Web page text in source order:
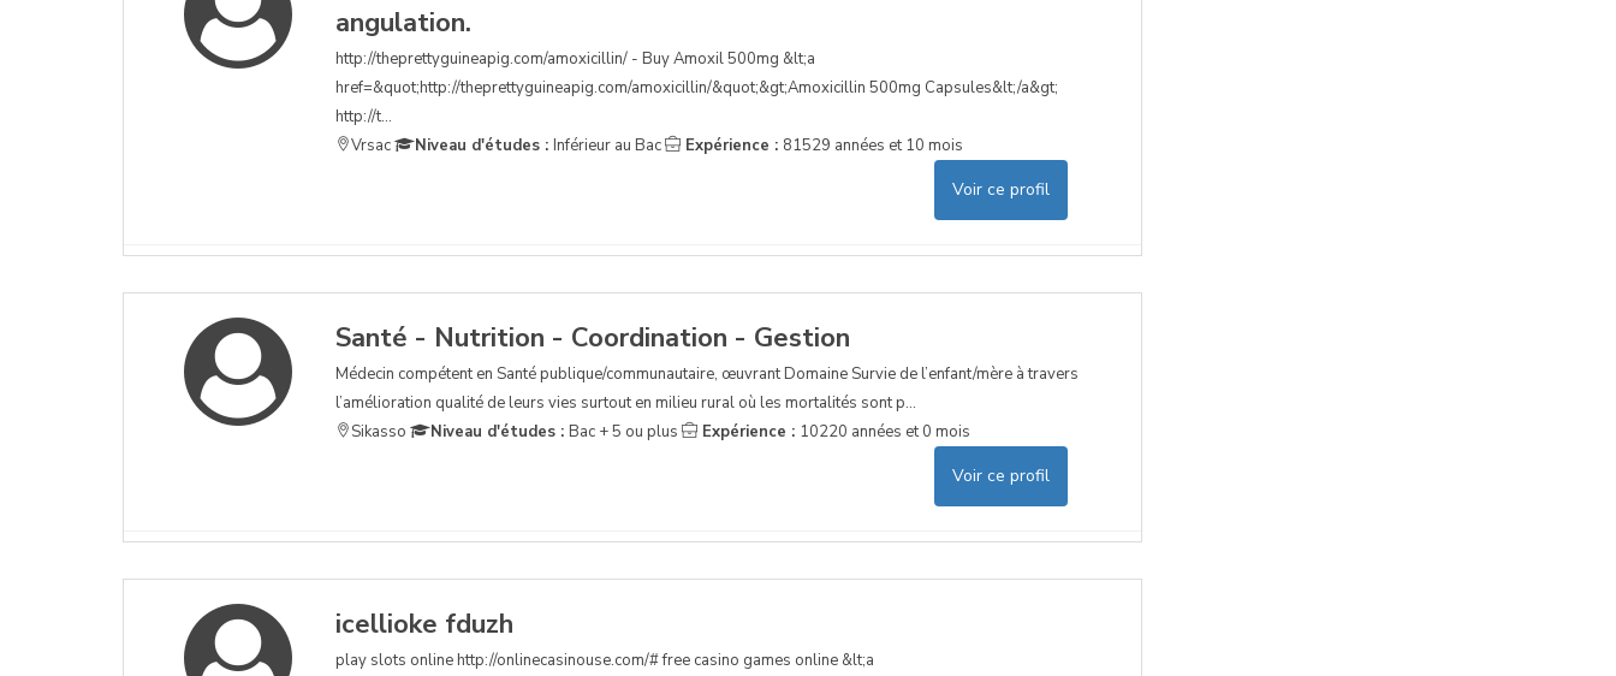
angulation.
http://theprettyguineapig.com/amoxicillin/ - Buy Amoxil 500mg &lt;a
href=&quot;http://theprettyguineapig.com/amoxicillin/&quot;&gt;Amoxicillin 500mg Capsules&lt;/a&gt;
http://t...
Vrsac
Niveau d'études : Inférieur au Bac Expérience : 81529 années et 10 mois
Voir ce profil
Santé - Nutrition - Coordination - Gestion
Médecin compétent en Santé publique/communautaire, œuvrant Domaine Survie de l’enfant/mère à travers
l’amélioration qualité de leurs vies surtout en milieu rural où les mortalités sont p...
Sikasso
Niveau d'études : Bac + 5 ou plus Expérience : 10220 années et 0 mois
Voir ce profil
icellioke fduzh
play slots online http://onlinecasinouse.com/# free casino games online &lt;a